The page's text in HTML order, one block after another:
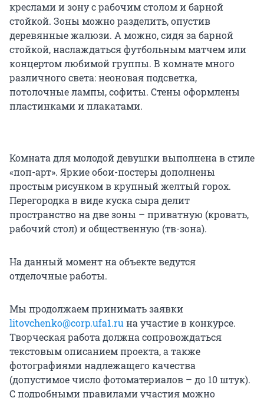
креслами и зону с рабочим столом и барной
стойкой. Зоны можно разделить, опустив
деревянные жалюзи. А можно, сидя за барной
стойкой, наслаждаться футбольным матчем или
концертом любимой группы. В комнате много
различного света: неоновая подсветка,
потолочные лампы, софиты. Стены оформлены
пластинками и плакатами.
Комната для молодой девушки выполнена в стиле
«поп-арт». Яркие обои-постеры дополнены
простым рисунком в крупный желтый горох.
Перегородка в виде куска сыра делит
пространство на две зоны – приватную (кровать,
рабочий стол) и общественную (тв-зона).
На данный момент на объекте ведутся
отделочные работы.
Мы продолжаем принимать заявки
litovchenko@corp.ufa1.ruна участие в конкурсе.
Творческая работа должна сопровождаться
текстовым описанием проекта, а также
фотографиями надлежащего качества
(допустимое число фотоматериалов – до 10 штук).
С подробными правилами участия можно